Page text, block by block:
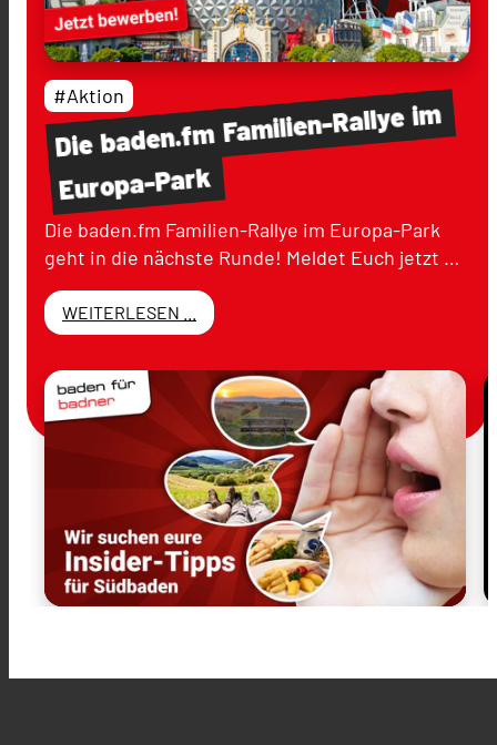
Diebaden.fmFamilien-Rallyeim
Europa-Park
#Aktion
Die baden.fm Familien-Rallye im Europa-Park
geht in die nächste Runde! Meldet Euch jetzt …
WEITERLESEN ...